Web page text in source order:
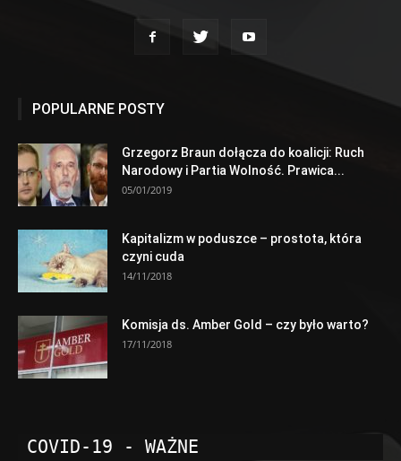
POPULARNE POSTY
Grzegorz Braun dołącza do koalicji: Ruch
Narodowy i Partia Wolność. Prawica...
05/01/2019
Kapitalizm w poduszce – prostota, która
czyni cuda
14/11/2018
Komisja ds. Amber Gold – czy było warto?
17/11/2018
COVID-19 - WAŻNE